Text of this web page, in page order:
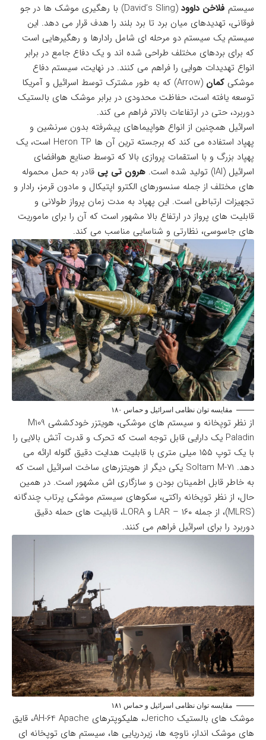
سیستم فلاخن داوود
(David’s Sling) با رهگیری موشک ها در جو
فوقانی، تهدیدهای میان برد تا برد بلند را هدف قرار می دهد. این
سیستم یک سیستم دو مرحله ای شامل رادارها و رهگیرهایی است
که برای بردهای مختلف طراحی شده اند و یک دفاع جامع در برابر
انواع تهدیدات هوایی را فراهم می کنند. در نهایت، سیستم دفاع
موشکی کمان
(Arrow) که به طور مشترک توسط اسرائیل و آمریکا
توسعه یافته است، حفاظت محدودی در برابر موشک های بالستیک
دوربرد، حتی در ارتفاعات بالاتر فراهم می کند.
اسرائیل همچنین از انواع هواپیماهای پیشرفته بدون سرنشین و
پهپاد استفاده می کند که برجسته ترین آن ها Heron TP است، یک
پهپاد بزرگ و با استقمات پروازی بالا که توسط صنایع هوافضای
اسرائیل (IAI) تولید شده است.
هرون تی پی قادر به حمل محموله
های مختلف از جمله سنسورهای الکترو اپتیکال و مادون قرمز، رادار و
تجهیزات ارتباطی است. این پهپاد به مدت زمان پرواز طولانی و
قابلیت های پرواز در ارتفاع بالا مشهور است که آن را برای ماموریت
های جاسوسی، نظارتی و شناسایی مناسب می کند.
مقایسه توان نظامی اسرائیل و حماس ۱۸۰
از نظر توپخانه و سیستم های موشکی، هویتزر خودکششی M109
Paladin یک دارایی قابل توجه است که تحرک و قدرت آتش بالایی را
با یک توپ ۱۵۵ میلی متری با قابلیت هدایت دقیق گلوله ارائه می
دهد. Soltam M-71 یکی دیگر از هویتزرهای ساخت اسرائیل است که
به خاطر قابل اطمینان بودن و سازگاری اش مشهور است. در همین
حال، از نظر توپخانه راکتی، سکوهای سیستم موشکی پرتاب چندگانه
(MLRS)، از جمله LAR – ۱۶۰ و LORA، قابلیت های حمله دقیق
دوربرد را برای اسرائیل فراهم می کنند.
مقایسه توان نظامی اسرائیل و حماس ۱۸۱
موشک های بالستیک Jericho، هلیکوپترهای AH-64 Apache، قایق
های موشک انداز، ناوچه ها، زیردریایی ها، سیستم های توپخانه ای